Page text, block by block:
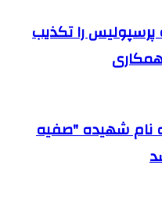
را تکذیب
نام شهیده "صفیه